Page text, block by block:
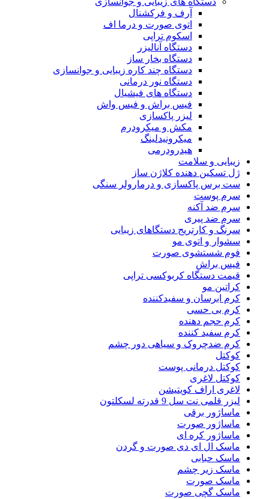
آرف و فرکشنال
اتوی صورت و درما اف
اسکوم تراپی
دستگاه آنالیزر
دستگاه بخار ساز
دستگاه چند کاره زیبایی و جوانسازی
دستگاه نور درمانی
دستگاه های فیشیال
فیس براش و فیس واش
لیزر پاکسازی
مکش و میکرودرم
میکرونیدلینگ
هیدرودرمی
زیبایی و سلامت
ژل تسکین دهنده کلاژن ساز
ست برس پاکسازی و درمارولر سنگی
سرم پوست
سرم ضد آکنه
سرم ضد پیری
سرنگ و کارتریج دستگاهای زیبایی
سشوار و اتوی مو
فوم شستشوی صورت
فیس براش
قیمت دستگاه کربوکسی تراپی
کراتین مو
کرم ابرسان و سفیدکننده
کرم بی حسی
کرم حجم دهنده
کرم سفید کننده
کرم ضدچروک و سیاهی دور چشم
کوکتل
کوکتل درمانی پوست
کوکتل لاغری
لاغری اراف کویتیشن
لیزر قلمی نت سل 9 قدرته لسکلتون
ماساژور برقی
ماساژور صورت
ماساژور کره ای
ماسک ال ای دی صورت و گردن
ماسک حبابی
ماسک زیر چشم
ماسک صورت
ماسک گچی صورت